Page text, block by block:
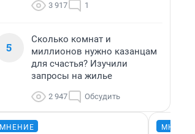
3 917 1
5
Сколько комнат и
миллионов нужно казанцам
для счастья? Изучили
запросы на жилье
2 947 Обсудить
МНЕНИЕ